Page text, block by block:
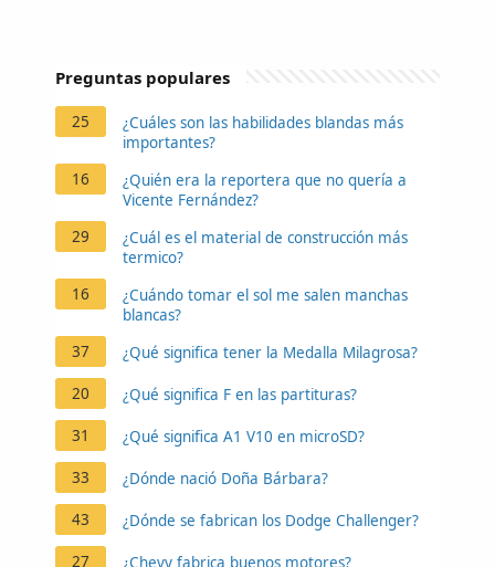
Preguntas populares
25
¿Cuáles son las habilidades blandas más
importantes?
16
¿Quién era la reportera que no quería a
Vicente Fernández?
29
¿Cuál es el material de construcción más
termico?
16
¿Cuándo tomar el sol me salen manchas
blancas?
37
¿Qué significa tener la Medalla Milagrosa?
20 ¿Qué significa F en las partituras?
31 ¿Qué significa A1 V10 en microSD?
33 ¿Dónde nació Doña Bárbara?
43 ¿Dónde se fabrican los Dodge Challenger?
27 ¿Chevy fabrica buenos motores?